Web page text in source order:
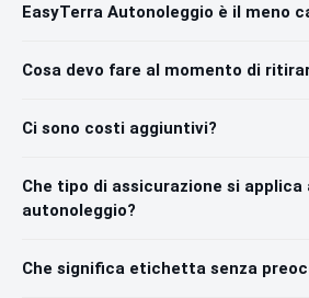
EasyTerra Autonoleggio è il meno
Cosa devo fare al momento di
Ci sono costi aggiuntivi?
Che tipo di assicurazione si applica
autonoleggio?
Che significa etichetta senza